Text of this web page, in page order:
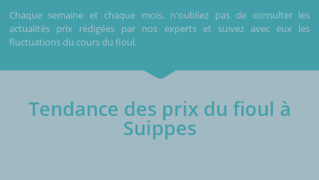
Chaque semaine et chaque mois, n'oubliez pas de consulter les
actualités prix rédigées par nos experts et suivez avec eux les
fluctuations du cours du fioul.
Tendance des prix du fioul à
Suippes